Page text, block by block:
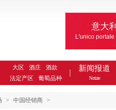
意大
L'unico
大区 酒庄
酒款
法定产区
葡萄品种
新闻报道
Notizie
> 中国经销商 >